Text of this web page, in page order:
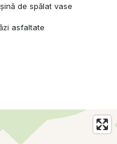
de spălat vase
asfaltate